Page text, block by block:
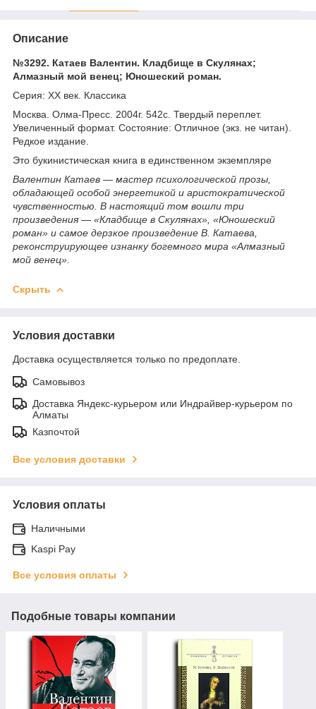
Описание
№3292. Катаев Валентин. Кладбище в Скулянах;
Алмазный мой венец; Юношеский роман.
Серия: XX век. Классика
Москва. Олма-Пресс. 2004г. 542с. Твердый переплет.
Увеличенный формат. Состояние: Отличное (экз. не читан).
Редкое издание.
Это букинистическая книга в единственном экземпляре
Валентин Катаев — мастер психологической прозы,
обладающей особой энергетикой и аристократической
чувственностью. В настоящий том вошли три
произведения — «Кладбище в Скулянах», «Юношеский
роман» и самое дерзкое произведение В. Катаева,
реконструирующее изнанку богемного мира «Алмазный
мой венец».
Скрыть
Условия доставки
Доставка осуществляется только по предоплате.
Самовывоз
Доставка Яндекс-курьером или Индрайвер-курьером по
Алматы
Казпочтой
Все условия доставки
Условия оплаты
Наличными
Kaspi Pay
Все условия оплаты
Подобные товары компании